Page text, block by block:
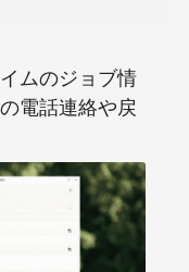
ムのジョブ情
電話連絡や戻